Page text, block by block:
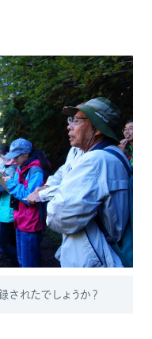
れたでしょうか？